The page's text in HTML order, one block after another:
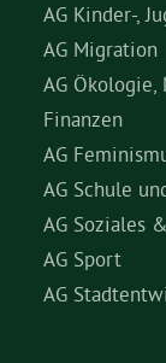
AG Kinder-,
AG Migration
AG
Finanzen
AG
AG Schule
AG Soziales
AG Sport
AG